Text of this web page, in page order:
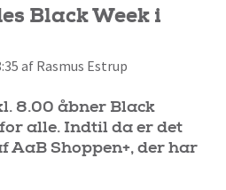
Black Week i
af Rasmus Estrup
8.00 åbner Black
alle. Indtil da er det
AaB Shoppen+, der har